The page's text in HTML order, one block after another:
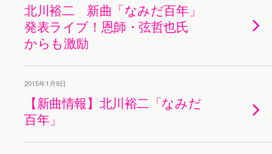
北川裕二 新曲「なみだ百年」
発表ライブ！恩師・弦哲也氏
からも激励
2015年1月9日
【新曲情報】北川裕二「なみだ
百年」